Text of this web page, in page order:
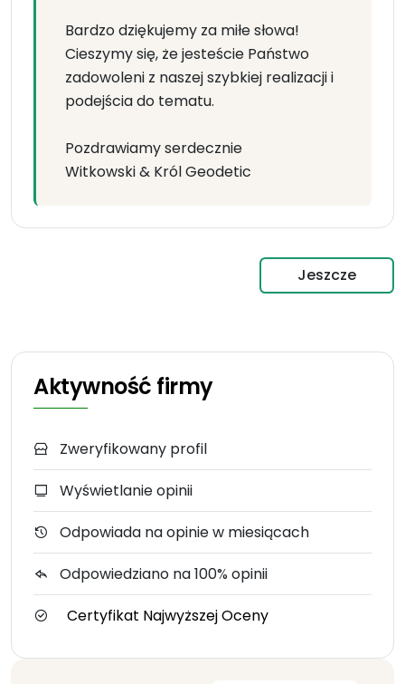
Bardzo dziękujemy za miłe słowa!
Cieszymy się, że jesteście Państwo
zadowoleni z naszej szybkiej realizacji i
podejścia do tematu.
Pozdrawiamy serdecznie
Witkowski & Król Geodetic
Jeszcze
Aktywność firmy
Zweryfikowany profil
Wyświetlanie opinii
Odpowiada na opinie w miesiącach
Odpowiedziano na 100% opinii
Certyfikat Najwyższej Oceny